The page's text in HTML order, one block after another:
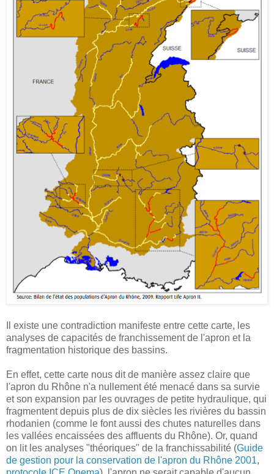
Il existe une contradiction manifeste entre cette carte, les
analyses de capacités de franchissement de l'apron et la
fragmentation historique des bassins.
En effet, cette carte nous dit de manière assez claire que
l'apron du Rhône n'a nullement été menacé dans sa survie
et son expansion par les ouvrages de petite hydraulique, qui
fragmentent depuis plus de dix siècles les rivières du bassin
rhodanien (comme le font aussi des chutes naturelles dans
les vallées encaissées des affluents du Rhône). Or, quand
on lit les analyses "théoriques" de la franchissabilité (Guide
de gestion pour la conservation de l'apron du Rhône 2001,